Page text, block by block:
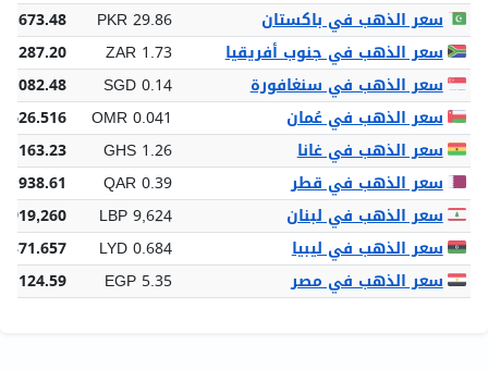
سعر الذهب في باكستان
PKR 29.86
سعر الذهب في جنوب أفريقيا
ZAR 1.73
سعر الذهب في سنغافورة
SGD 0.14
سعر الذهب في عُمان
OMR 0.041
626.516
سعر الذهب في غانا
GHS 1.26
سعر الذهب في قطر
QAR 0.39
سعر الذهب في لبنان
LBP 9,624
سعر الذهب في ليبيا
LYD 0.684
سعر الذهب في مصر
EGP 5.35